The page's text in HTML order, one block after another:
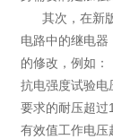
其次，在新版
电路中的继电
的修改，例如：
抗电强度试验电
要求的耐压超过
有效值工作电压